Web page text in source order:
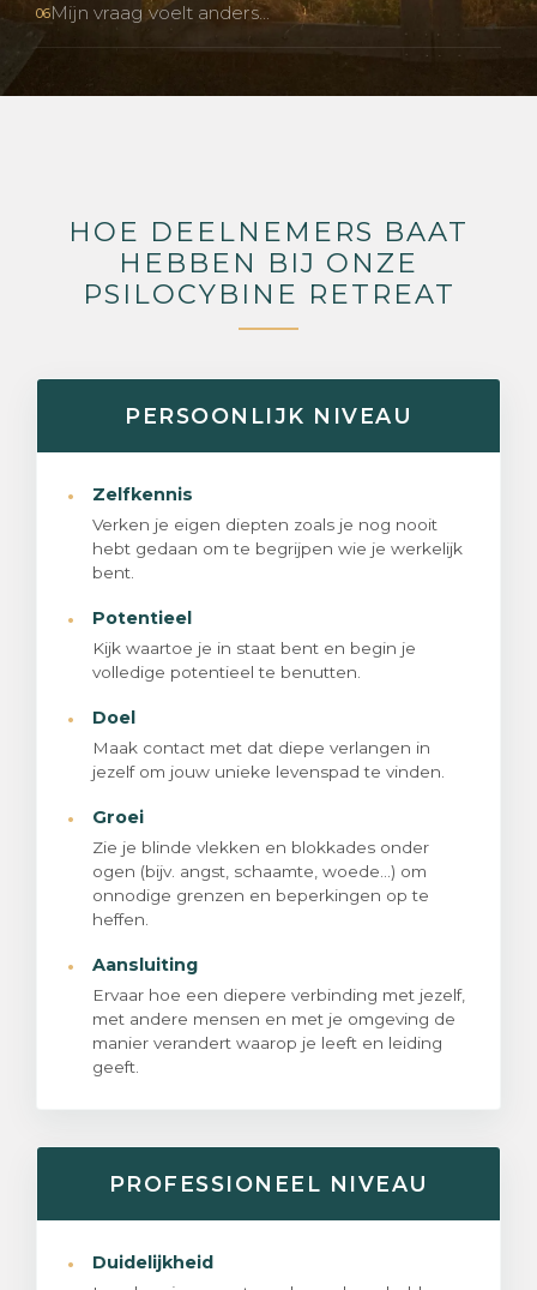
06Mijn vraag voelt anders...
HOE DEELNEMERS BAAT
HEBBEN BIJ ONZE
PSILOCYBINE RETREAT
PERSOONLIJK NIVEAU
· Zelfkennis
Verken je eigen diepten zoals je nog nooit
hebt gedaan om te begrijpen wie je werkelijk
bent.
· Potentieel
Kijk waartoe je in staat bent en begin je
volledige potentieel te benutten.
· Doel
Maak contact met dat diepe verlangen in
jezelf om jouw unieke levenspad te vinden.
· Groei
Zie je blinde vlekken en blokkades onder
ogen (bijv. angst, schaamte, woede...) om
onnodige grenzen en beperkingen op te
heffen.
· Aansluiting
Ervaar hoe een diepere verbinding met jezelf,
met andere mensen en met je omgeving de
manier verandert waarop je leeft en leiding
geeft.
PROFESSIONEEL NIVEAU
· Duidelijkheid